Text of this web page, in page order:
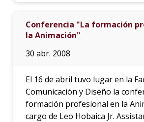
Conferencia "La formación
la Animación"
30 abr. 2008
El 16 de abril tuvo lugar en la
Comunicación y Diseño la
formación profesional en la
cargo de Leo Hobaica Jr.